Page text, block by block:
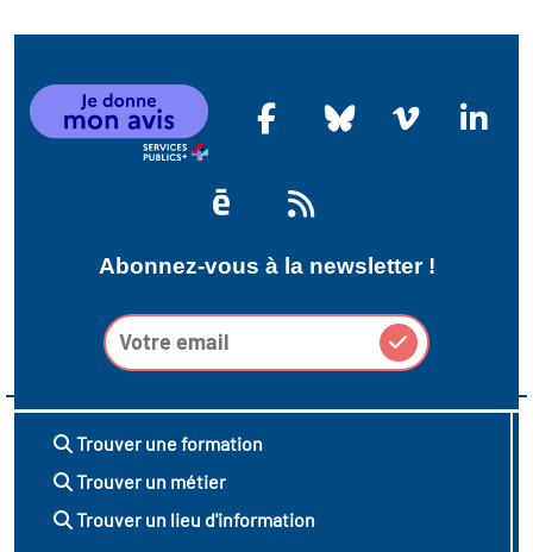
des transitions
des secteurs(en
construction)
Abonnez-vous à la newsletter !
Trouver une formation
Trouver un métier
Trouver un lieu d'information